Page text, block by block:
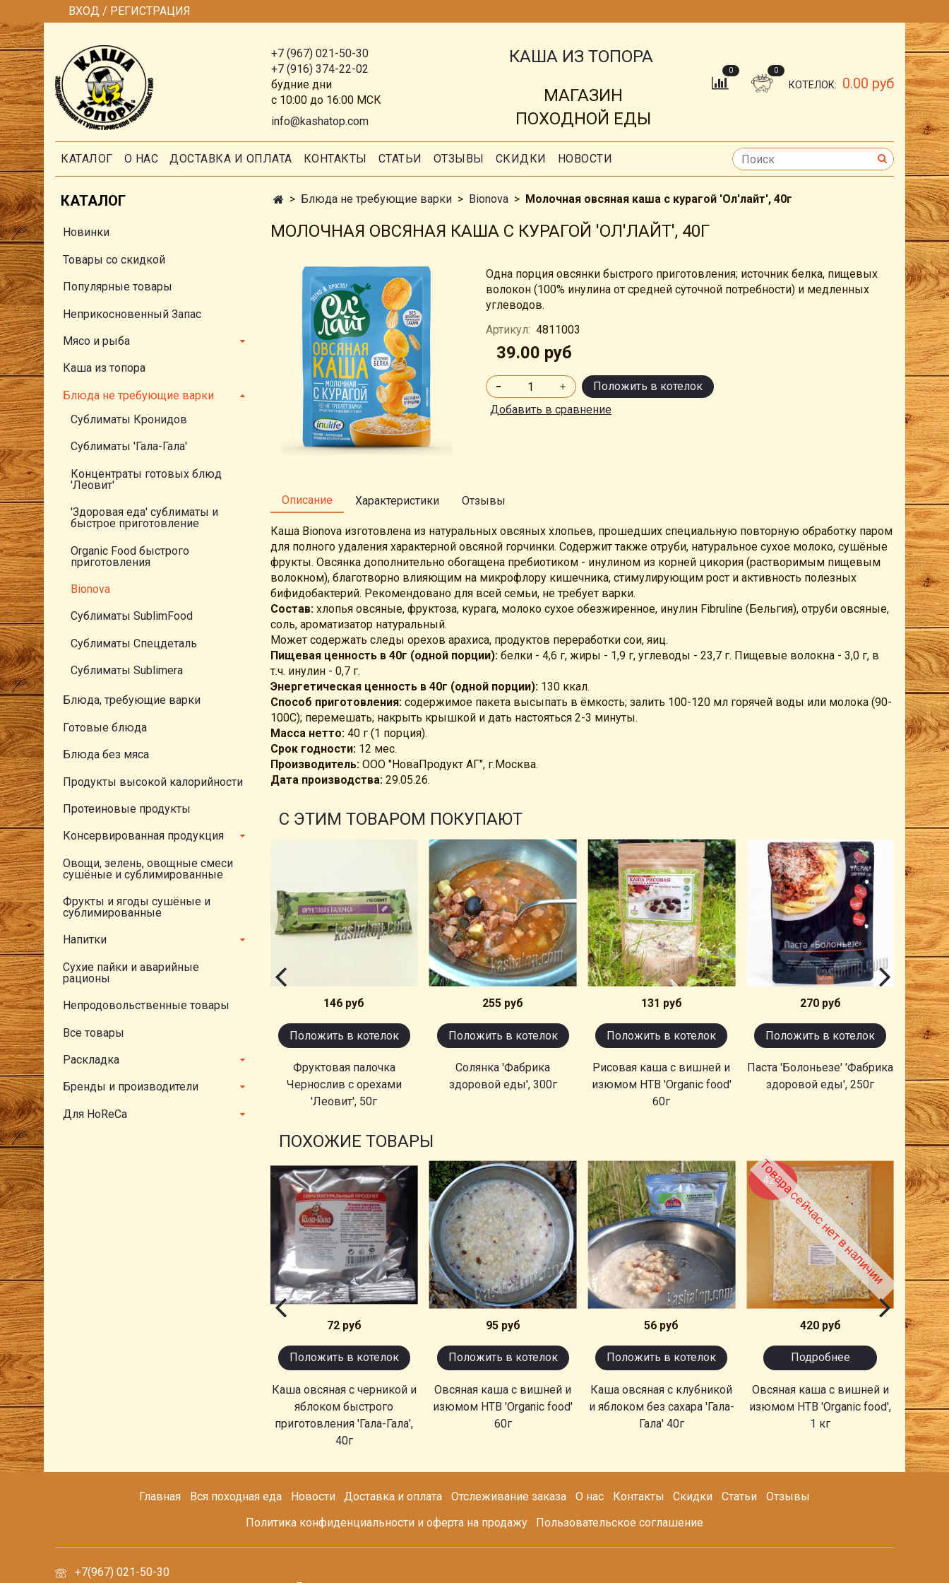
ВХОД / РЕГИСТРАЦИЯ
+7 (967) 021-50-30
+7 (916) 374-22-02
будние дни
с 10:00 до 16:00 МСК
info@kashatop.com
КАША ИЗ ТОПОРА
МАГАЗИН
ПОХОДНОЙ ЕДЫ
0 0
КОТЕЛОК: 0.00 руб
КАТАЛОГ О НАС ДОСТАВКА И ОПЛАТА КОНТАКТЫ СТАТЬИ ОТЗЫВЫ СКИДКИ НОВОСТИ
Блюда не требующие варки Bionova Молочная овсяная каша с курагой 'Ол'лайт', 40г
МОЛОЧНАЯ ОВСЯНАЯ КАША С КУРАГОЙ 'ОЛ'ЛАЙТ', 40Г
Одна порция овсянки быстрого приготовления; источник белка, пищевых
волокон (100% инулина от средней суточной потребности) и медленных
углеводов.
Артикул: 4811003
39.00 руб
Положить в котелок
Добавить в сравнение
Описание
Каша Bionova изготовлена из натуральных овсяных хлопьев, прошедших специальную повторную обработку паром
для полного удаления характерной овсяной горчинки. Содержит также отруби, натуральное сухое молоко, сушёные
фрукты. Овсянка дополнительно обогащена пребиотиком - инулином из корней цикория (растворимым пищевым
волокном), благотворно влияющим на микрофлору кишечника, стимулирующим рост и активность полезных
бифидобактерий. Рекомендовано для всей семьи, не требует варки.
Состав: хлопья овсяные, фруктоза, курага, молоко сухое обезжиренное, инулин Fibruline (Бельгия), отруби овсяные,
соль, ароматизатор натуральный.
Может содержать следы орехов арахиса, продуктов переработки сои, яиц.
Пищевая ценность в 40г (одной порции): белки - 4,6 г, жиры - 1,9 г, углеводы - 23,7 г. Пищевые волокна - 3,0 г, в
т.ч. инулин - 0,7 г.
Энергетическая ценность в 40г (одной порции): 130 ккал.
Способ приготовления: содержимое пакета высыпать в ёмкость; залить 100-120 мл горячей воды или молока (90-
100С); перемешать; накрыть крышкой и дать настояться 2-3 минуты.
Масса нетто: 40 г (1 порция).
Срок годности: 12 мес.
Производитель: ООО "НоваПродукт АГ", г.Москва.
Дата производства: 29.05.26.
Характеристики Отзывы
С ЭТИМ ТОВАРОМ ПОКУПАЮТ
146 руб
Положить в котелок
Фруктовая палочка
Чернослив с орехами
'Леовит', 50г
255 руб
Положить в котелок
Солянка 'Фабрика
здоровой еды', 300г
131 руб
Положить в котелок
Рисовая каша с вишней и
изюмом НТВ 'Organic food'
60г
270 руб
Положить в котелок
Паста 'Болоньезе' 'Фабрика
здоровой еды', 250г
ПОХОЖИЕ ТОВАРЫ
72 руб
Положить в котелок
Каша овсяная с черникой и
яблоком быстрого
приготовления 'Гала-Гала',
40г
95 руб
Положить в котелок
Овсяная каша с вишней и
изюмом НТВ 'Organic food'
60г
56 руб
Положить в котелок
Каша овсяная с клубникой
и яблоком без сахара 'Гала-
Гала' 40г
42%
Товара сейчас нет в наличии
420 руб
Подробнее
Овсяная каша с вишней и
изюмом НТВ 'Organic food',
1 кг
70%
Каша
КАТАЛОГ
Новинки
Товары со скидкой
Популярные товары
Неприкосновенный Запас
Мясо и рыба
Каша из топора
Блюда не требующие варки
Сублиматы Кронидов
Сублиматы 'Гала-Гала'
Концентраты готовых блюд
'Леовит'
'Здоровая еда' сублиматы и
быстрое приготовление
Organic Food быстрого
приготовления
Bionova
Сублиматы SublimFood
Сублиматы Спецдеталь
Сублиматы Sublimera
Блюда, требующие варки
Готовые блюда
Блюда без мяса
Продукты высокой калорийности
Протеиновые продукты
Консервированная продукция
Овощи, зелень, овощные смеси
сушёные и сублимированные
Фрукты и ягоды сушёные и
сублимированные
Напитки
Сухие пайки и аварийные
рационы
Непродовольственные товары
Все товары
Раскладка
Бренды и производители
Для HoReCa
Главная Вся походная еда Новости Доставка и оплата Отслеживание заказа О нас Контакты Скидки Статьи
Отзывы
Политика конфиденциальности и оферта на продажу
Пользовательское соглашение
+7(967) 021-50-30